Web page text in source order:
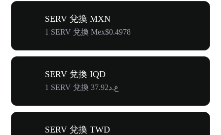
SERV 兌換 MXN
1 SERV 兌換 Mex$0.4978
SERV 兌換 IQD
1 SERV 兌換 ع.د37.92
SERV 兌換 TWD